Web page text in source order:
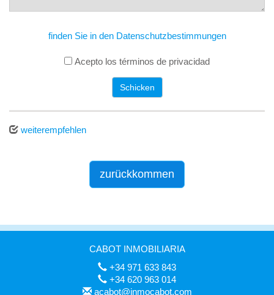
finden Sie in den Datenschutzbestimmungen
Acepto los términos de privacidad
Schicken
weiterempfehlen
zurückkommen
CABOT INMOBILIARIA
+34 971 633 843
+34 620 963 014
acabot@inmocabot.com